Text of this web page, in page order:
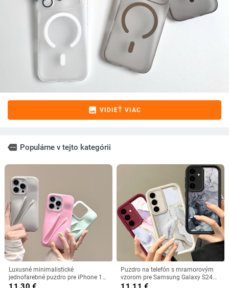
image VIDIEŤ VIAC
more Populárne v tejto kategórii
Luxusné minimalistické
jednofarebné puzdro pre iPhone 15
14 Plus 13 12 Mini 11 Pro Max, s
Puzdro na telefón s mramorovým
vzorom pre Samsung Galaxy S24
S23 S22 Ultra Plus S21 S23 FE A55